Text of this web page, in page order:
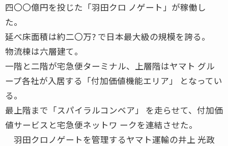
四〇〇億円を投じた「羽田クロ ノゲート」が稼働し
た。
延べ床面積は約二〇万? で日本最大級の規模を誇る。
物流棟は六層建て。
一階と二階が宅急便ターミナル、上層階はヤマト グル
ープ各社が入居する「付加価値機能エリア」 となってい
る。
最上階まで「スパイラルコンベア」 を走らせて、付加価
値サービスと宅急便ネットワ ークを連結させた。
羽田クロノゲートを管理するヤマト運輸の井上 光政